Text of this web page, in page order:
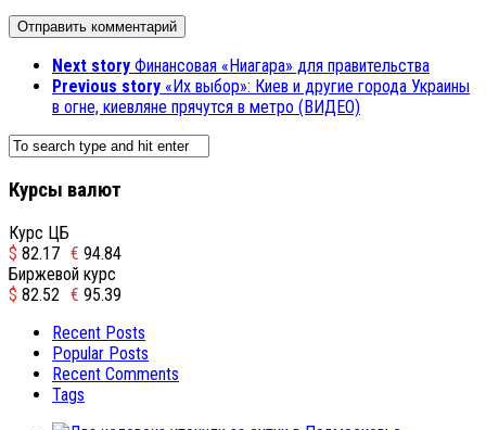
Next story Финансовая «Ниагара» для правительства
Previous story «Их выбор»: Киев и другие города Украины
в огне, киевляне прячутся в метро (ВИДЕО)
Курсы валют
Курс ЦБ
$ 82.17 € 94.84
Биржевой курс
$ 82.52 € 95.39
Recent Posts
Popular Posts
Recent Comments
Tags